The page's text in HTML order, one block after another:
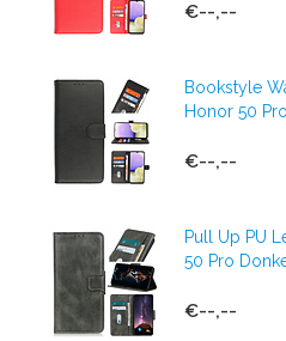
€--,--
Bookstyle
Honor 50
€--,--
Pull Up PU
50 Pro
€--,--